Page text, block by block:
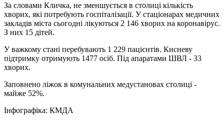
За словами Кличка, не зменшується в столиці кількість
хворих, які потребують госпіталізації. У стаціонарах медичних
закладів міста сьогодні лікуються 2 146 хворих на коронавірус.
З них 15 дітей.
У важкому стані перебувають 1 229 пацієнтів. Кисневу
підтримку отримують 1477 осіб. Під апаратами ШВЛ - 33
хворих.
Заповнено ліжок в комунальних медустановах столиці -
майже 52%.
Інфографіка: КМДА